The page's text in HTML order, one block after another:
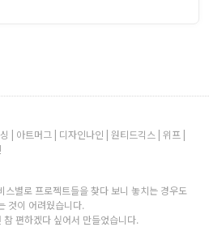
| 아트머그 | 디자인나인 | 원티드긱스 | 위프 |
스별로 프로젝트들을 찾다 보니 놓치는 경우도
것이 어려웠습니다.
편하겠다 싶어서 만들었습니다.